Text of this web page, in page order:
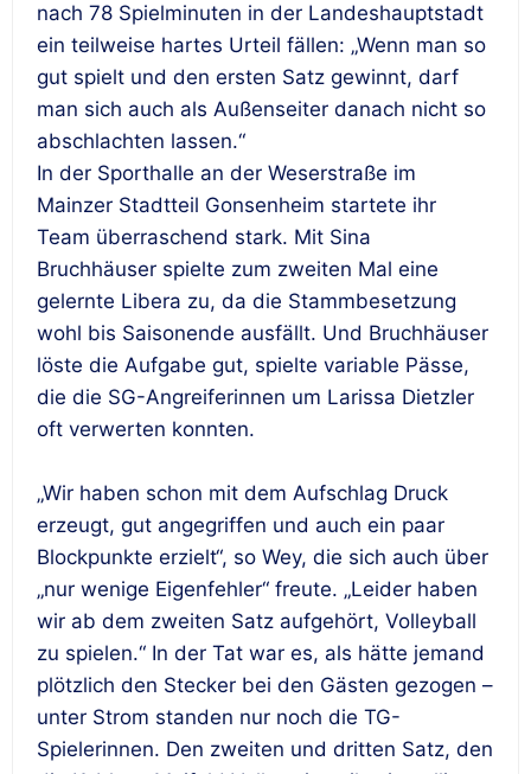
nach 78 Spielminuten in der Landeshauptstadt
ein teilweise hartes Urteil fällen: „Wenn man so
gut spielt und den ersten Satz gewinnt, darf
man sich auch als Außenseiter danach nicht so
abschlachten lassen.“
In der Sporthalle an der Weserstraße im
Mainzer Stadtteil Gonsenheim startete ihr
Team überraschend stark. Mit Sina
Bruchhäuser spielte zum zweiten Mal eine
gelernte Libera zu, da die Stammbesetzung
wohl bis Saisonende ausfällt. Und Bruchhäuser
löste die Aufgabe gut, spielte variable Pässe,
die die SG-Angreiferinnen um Larissa Dietzler
oft verwerten konnten.
„Wir haben schon mit dem Aufschlag Druck
erzeugt, gut angegriffen und auch ein paar
Blockpunkte erzielt“, so Wey, die sich auch über
„nur wenige Eigenfehler“ freute. „Leider haben
wir ab dem zweiten Satz aufgehört, Volleyball
zu spielen.“ In der Tat war es, als hätte jemand
plötzlich den Stecker bei den Gästen gezogen –
unter Strom standen nur noch die TG-
Spielerinnen. Den zweiten und dritten Satz, den